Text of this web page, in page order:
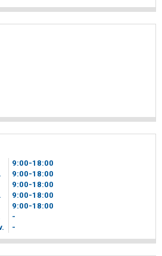
9 00-18 00
9 00-18 00
9 00-18 00
9 00-18 00
9 00-18 00
-
-